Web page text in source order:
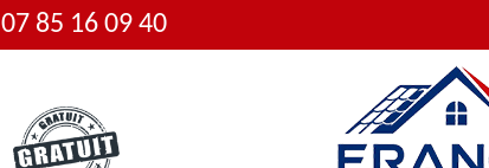
07 85 16 09 40